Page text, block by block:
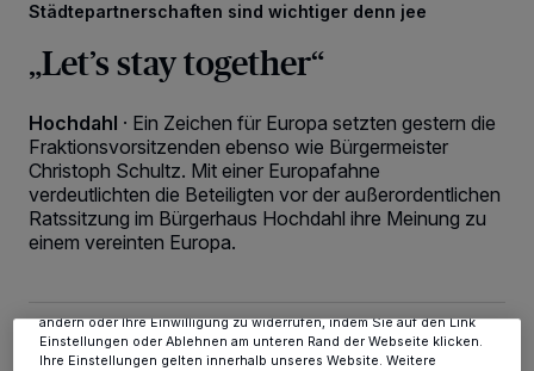
Städtepartnerschaften sind wichtiger denn jee
„Let’s stay together“
Hochdahl · Ein Zeichen für Europa setzten gestern die
Fraktionsvorsitzenden ebenso wie Bürgermeister
Christoph Schultz. Mit einer Europafahne
verdeutlichten die Beteiligten vor der außerordentlichen
Ratssitzung im Bürgerhaus Hochdahl ihre Meinung zu
einem vereinten Europa.
22.03.2019 , 12:32 Uhr 2 Minuten Lesezeit
Wir und unsere218-Partner speichern und greifen auf
personenbezogene Daten wie Browserdaten oder eindeutige
Kennungen auf Ihrem Gerät zu. Durch Auswahl von OK aktivieren Sie
Tracking-Technologien für die unter „Wir und unsere Partner
verarbeiten Daten, um Ihnen Dienste bereitzustellen“ aufgeführten
ändern oder Ihre Einwilligung zu widerrufen, indem Sie auf den Link
Einstellungen oder Ablehnen am unteren Rand der Webseite klicken.
Ihre Einstellungen gelten innerhalb unseres Website. Weitere